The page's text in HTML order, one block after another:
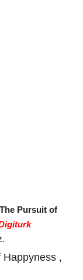
Pursuit of
Happyness ,